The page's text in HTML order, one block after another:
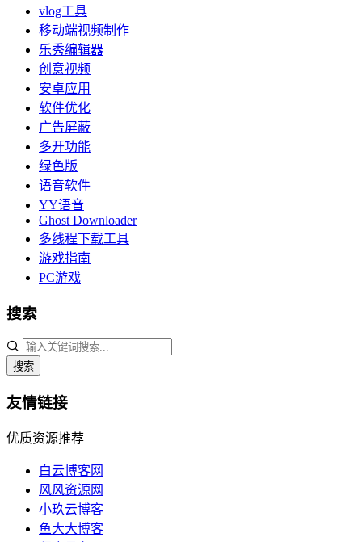
vlog工具
移动端视频制作
乐秀编辑器
创意视频
安卓应用
软件优化
广告屏蔽
多开功能
绿色版
语音软件
YY语音
Ghost Downloader
多线程下载工具
游戏指南
PC游戏
搜索
搜索
友情链接
优质资源推荐
白云博客网
风风资源网
小玖云博客
鱼大大博客